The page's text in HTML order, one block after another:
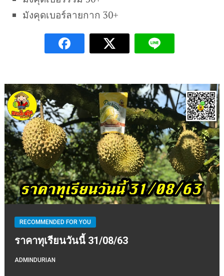
มังคุดเบอร์ลายกาก 30+
RECOMMENDED FOR YOU
ราคาทุเรียนวันนี้ 31/08/63
ADMINDURIAN